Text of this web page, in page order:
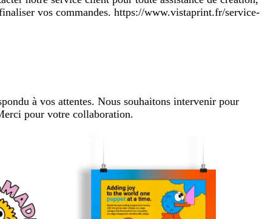
vos commandes. https://www.vistaprint.fr/service-
à vos attentes. Nous souhaitons intervenir pour
pour votre collaboration.